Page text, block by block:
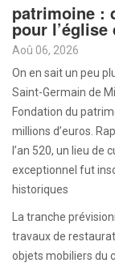
patrimoine :
pour l’église
Aoû 06, 2026
On en sait un peu
Saint-Germain de
Fondation du
millions d’euros.
l’an 520, un lieu de
exceptionnel fut
historiques
La tranche
travaux de
objets mobiliers du